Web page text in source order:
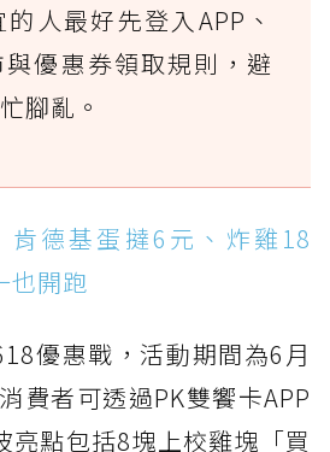
人最好先登入APP、
優惠券領取規則，避
腳亂。
肯德基蛋撻6元、炸雞18
也開跑
優惠戰，活動期間為6月
費者可透過PK雙饗卡APP
亮點包括8塊上校雞塊「買